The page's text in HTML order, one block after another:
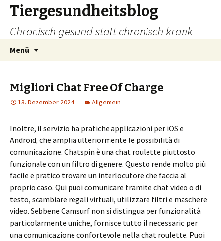
Tiergesundheitsblog
Chronisch gesund statt chronisch krank
Menü
Migliori Chat Free Of Charge
13. Dezember 2024 Allgemein
Inoltre, il servizio ha pratiche applicazioni per iOS e
Android, che amplia ulteriormente le possibilità di
comunicazione. Chatspin è una chat roulette piuttosto
funzionale con un filtro di genere. Questo rende molto più
facile e pratico trovare un interlocutore che faccia al
proprio caso. Qui puoi comunicare tramite chat video o di
testo, scambiare regali virtuali, utilizzare filtri e maschere
video. Sebbene Camsurf non si distingua per funzionalità
particolarmente uniche, fornisce tutto il necessario per
una comunicazione confortevole nella chat roulette. Puoi